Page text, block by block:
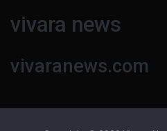
vivara news
vivaranews.com